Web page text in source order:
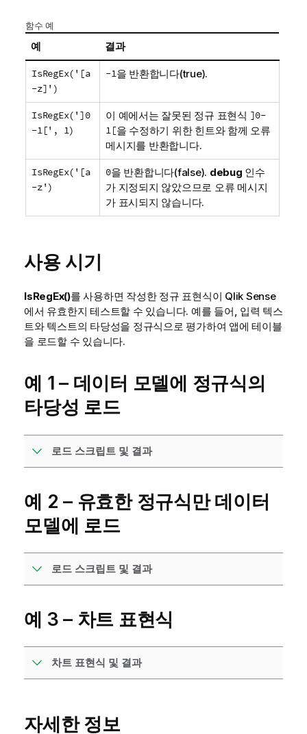
함수 예
예 결과
IsRegEx('[a
-z]')
-1을 반환합니다(true).
IsRegEx(']0
-1[', 1)
이 예에서는 잘못된 정규 표현식 ]0-
1[을 수정하기 위한 힌트와 함께 오류
메시지를 반환합니다.
IsRegEx('[a
-z')
0을 반환합니다(false). debug 인수
가 지정되지 않았으므로 오류 메시지
가 표시되지 않습니다.
사용 시기
IsRegEx()를 사용하면 작성한 정규 표현식이 Qlik Sense
에서 유효한지 테스트할 수 있습니다. 예를 들어, 입력 텍스
트와 텍스트의 타당성을 정규식으로 평가하여 앱에 테이블
을 로드할 수 있습니다.
예 1 – 데이터 모델에 정규식의
타당성 로드
로드 스크립트 및 결과
예 2 – 유효한 정규식만 데이터
모델에 로드
로드 스크립트 및 결과
예 3 – 차트 표현식
차트 표현식 및 결과
자세한 정보